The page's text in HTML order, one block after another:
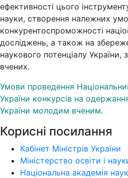
ефективності цього
науки, створення належних
конкурентоспроможності
досліджень, а також на
наукового потенціалу
вчених.
Умови проведення
України конкурсів на
України молодим вченим.
Корисні посилання
Кабінет Міністрів України
Міністерство освіти і
Національна академія